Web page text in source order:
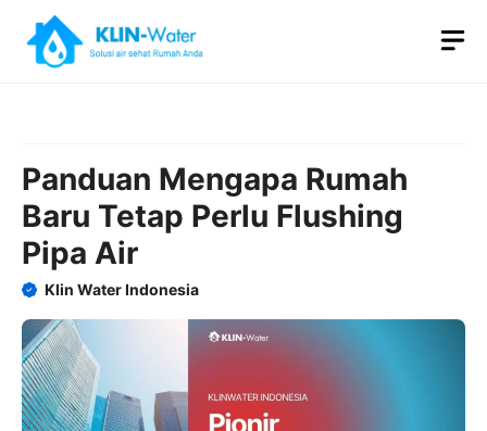
content
Panduan Mengapa Rumah
Baru Tetap Perlu Flushing
Pipa Air
Klin Water Indonesia